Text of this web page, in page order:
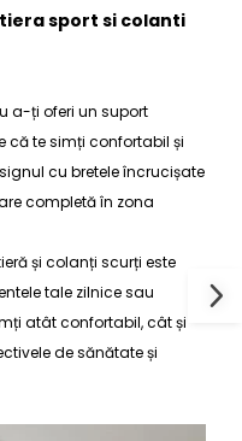
sport si colanti
a-ți oferi un suport
că te simți confortabil și
cu bretele încrucișate
completă în zona
și colanți scurți este
tale zilnice sau
atât confortabil, cât și
de sănătate și